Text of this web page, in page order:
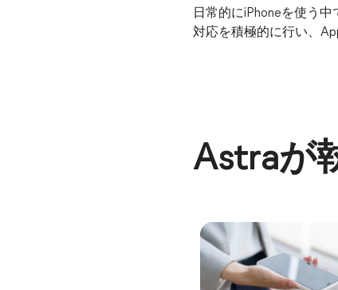
日常的にiPhoneを使う
対応を積極的に行い、
Astraが